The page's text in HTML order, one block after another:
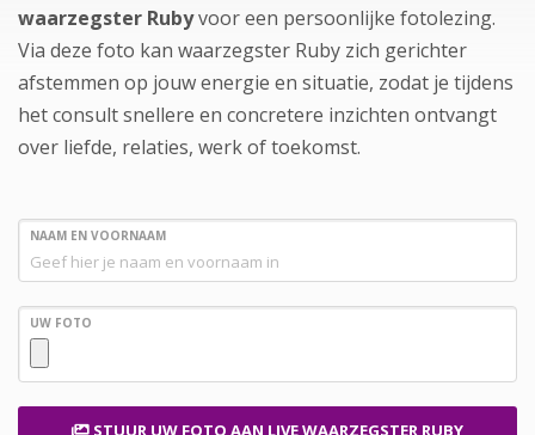
waarzegster Rubyvoor een persoonlijke fotolezing.
Via deze foto kan waarzegster Ruby zich gerichter
afstemmen op jouw energie en situatie, zodat je tijdens
het consult snellere en concretere inzichten ontvangt
over liefde, relaties, werk of toekomst.
NAAM EN VOORNAAM
UW FOTO
STUUR UW FOTO AAN LIVE WAARZEGSTER RUBY